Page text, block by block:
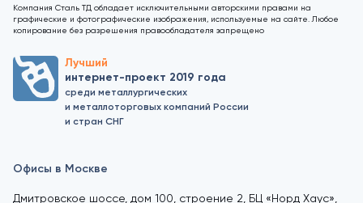
Компания Сталь ТД обладает исключительными авторскими правами на
графические и фотографические изображения, используемые на сайте. Любое
копирование без разрешения правообладателя запрещено
Лучший
интернет-проект 2019 года
среди металлургических
и металлоторговых компаний России
и стран СНГ
Офисы в Москве
Дмитровское шоссе, дом 100, строение 2, БЦ «Норд Хаус»,